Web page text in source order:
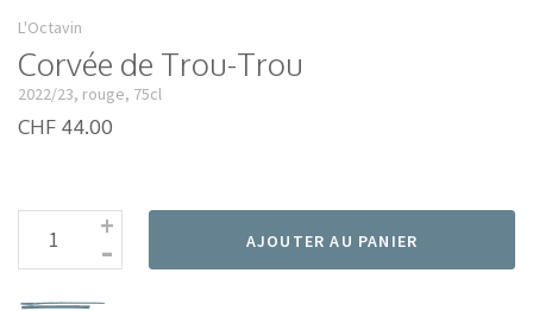
L'Octavin
Corvée de Trou-Trou
2022/23, rouge, 75cl
CHF 44.00
-
+ AJOUTER AU PANIER